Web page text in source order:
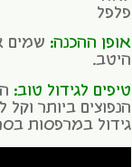
פלפל
אופן ההכנה: שמים
היטב.
טיפים לגידול טוב:
הנפוצים ביותר
גידול במרפסות